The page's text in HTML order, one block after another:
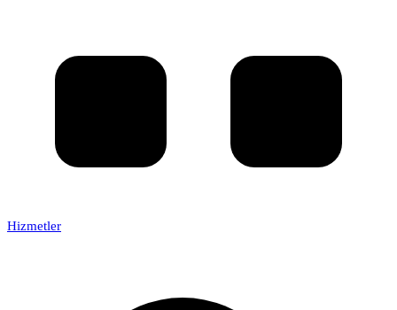
Hizmetler